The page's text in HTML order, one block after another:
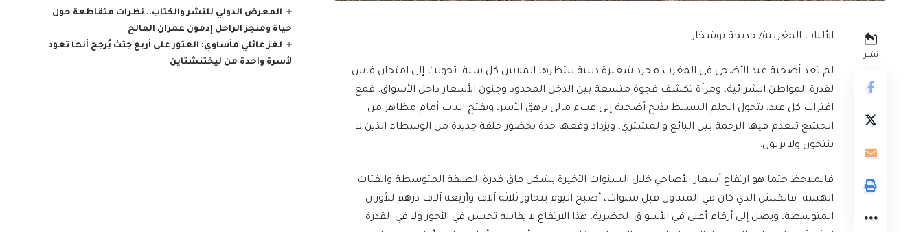
نشر
الألباب المغربية/ خديجة بوشخار
لم تعد أضحية عيد الأضحى في المغرب مجرد شعيرة دينية ينتظرها الملايين كل سنة. تحولت إلى امتحان قاس
لقدرة المواطن الشرائية، ومرآة تكشف فجوة متسعة بين الدخل المحدود وجنون الأسعار داخل الأسواق. فمع
اقتراب كل عيد، يتحول الحلم البسيط بذبح أضحية إلى عبء مالي يرهق الأسر، ويفتح الباب أمام مظاهر من
الجشع تنعدم فيها الرحمة بين البائع والمشتري، ويزداد وقعها حدة بحضور حلقة جديدة من الوسطاء الذين لا
ينتجون ولا يربون.
فالملاحظ حتما هو ارتفاع أسعار الأضاحي خلال السنوات الأخيرة بشكل فاق قدرة الطبقة المتوسطة والفئات
الهشة. فالكبش الذي كان في المتناول قبل سنوات، أصبح اليوم يتجاوز ثلاثة آلاف وأربعة آلاف درهم للأوزان
المتوسطة، ويصل إلى أرقام أعلى في الأسواق الحضرية. هذا الارتفاع لا يقابله تحسن في الأجور ولا في القدرة
المعرض الدولي للنشر والكتاب.. نظرات متقاطعة حول
حياة ومنجز الراحل إدمون عمران المالح
لغز عائلي مأساوي: العثور على أربع جثث يُرجح أنها تعود
لأسرة واحدة من ليختنشتاين